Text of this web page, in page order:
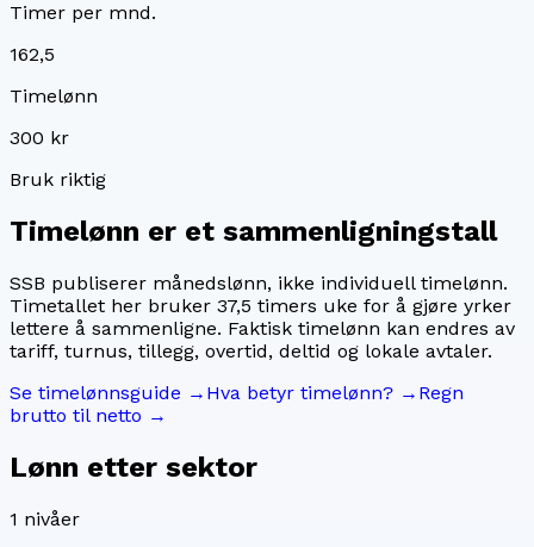
Timer per mnd.
162,5
Timelønn
300 kr
Bruk riktig
Timelønn er et sammenligningstall
SSB publiserer månedslønn, ikke individuell timelønn.
Timetallet her bruker 37,5 timers uke for å gjøre yrker
lettere å sammenligne. Faktisk timelønn kan endres av
tariff, turnus, tillegg, overtid, deltid og lokale avtaler.
Se timelønnsguide → Hva betyr timelønn? → Regn
brutto til netto →
Lønn etter sektor
1 nivåer